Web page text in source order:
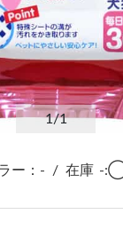
1/1
ー：- / 在庫 -